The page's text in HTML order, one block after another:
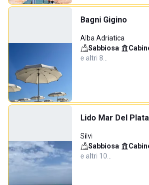
Bagni Gigino
Alba Adriatica
Sabbiosa·
e altri 8…
Lido Mar Del Plata
Silvi
Sabbiosa·
e altri 10…